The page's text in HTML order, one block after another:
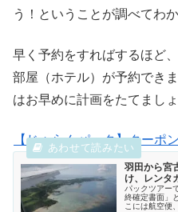
う！ということが調べてわ
早く予約をすればするほど
部屋（ホテル）が予約でき
はお早めに計画をたてましょ
【じゃらんパック】クーポ
羽田から宮
け、レンタ
パックツアー
終確定書面」
こには航空便